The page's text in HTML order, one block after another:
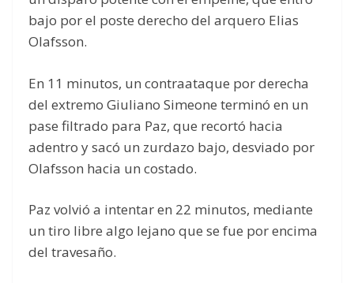
bajo por el poste derecho del arquero Elias
Olafsson.
En 11 minutos, un contraataque por derecha
del extremo Giuliano Simeone terminó en un
pase filtrado para Paz, que recortó hacia
adentro y sacó un zurdazo bajo, desviado por
Olafsson hacia un costado.
Paz volvió a intentar en 22 minutos, mediante
un tiro libre algo lejano que se fue por encima
del travesaño.